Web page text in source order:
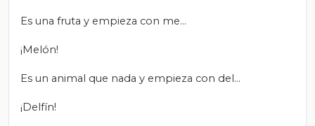
Es una fruta y empieza con me…
¡Melón!
Es un animal que nada y empieza con del...
¡Delfín!